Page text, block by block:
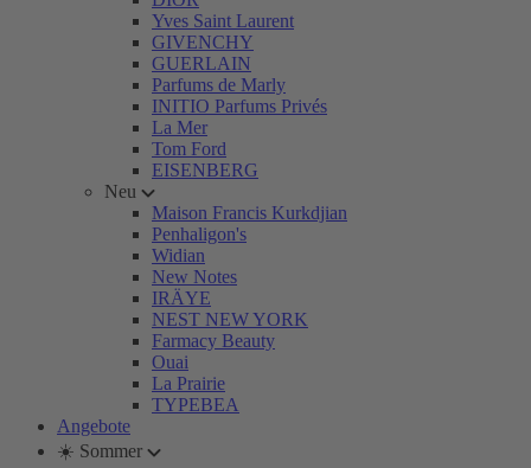
Yves Saint Laurent
GIVENCHY
GUERLAIN
Parfums de Marly
INITIO Parfums Privés
La Mer
Tom Ford
EISENBERG
Neu
Maison Francis Kurkdjian
Penhaligon's
Widian
New Notes
IRÄYE
NEST NEW YORK
Farmacy Beauty
Ouai
La Prairie
TYPEBEA
Angebote
☀️ Sommer